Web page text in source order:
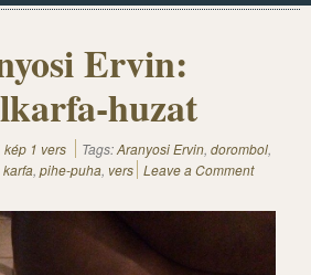
Ervin:
huzat
kép 1 vers Tags:Aranyosi Ervin, dorombol,
karfa, pihe-puha, vers Leave a Comment